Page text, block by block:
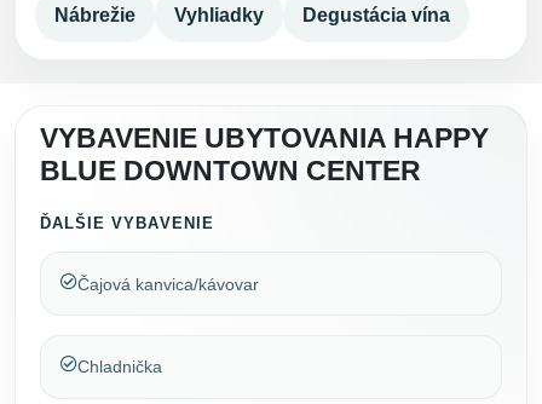
Nábrežie Vyhliadky Degustácia vína
VYBAVENIE UBYTOVANIA HAPPY
BLUE DOWNTOWN CENTER
ĎALŠIE VYBAVENIE
Čajová kanvica/kávovar
Chladnička